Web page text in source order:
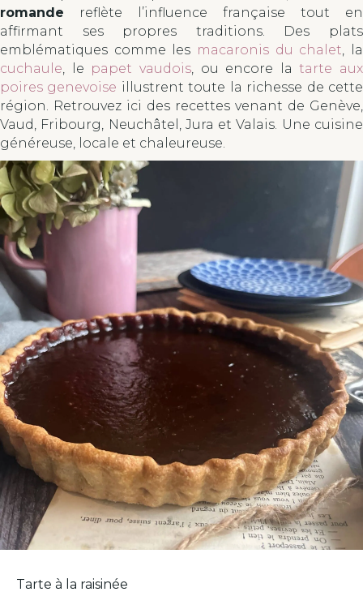
romande reflète l’influence française tout en
affirmant ses propres traditions. Des plats
emblématiques comme les macaronis du chalet, la
cuchaule, le papet vaudois, ou encore latarte aux
poires genevoise illustrent toute la richesse de cette
région. Retrouvez ici des recettes venant de Genève,
Vaud, Fribourg, Neuchâtel, Jura et Valais. Une cuisine
généreuse, locale et chaleureuse.
Tarte à la raisinée